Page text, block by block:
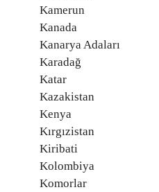
Kamerun
Kanada
Kanarya Adaları
Karadağ
Katar
Kazakistan
Kenya
Kırgızistan
Kiribati
Kolombiya
Komorlar